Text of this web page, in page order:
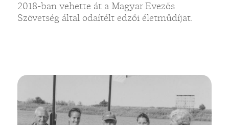
2018-ban vehette át a Magyar Evezős
Szövetség által odaítélt edzői életműdíjat.